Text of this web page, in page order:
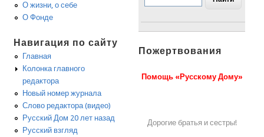
О жизни, о себе
О Фонде
Навигация по сайту
Главная
Колонка главного
редактора
Новый номер журнала
Слово редактора (видео)
Русский Дом 20 лет назад
Русский взгляд
Пожертвования
Помощь «Русскому Дому»
Дорогие братья и сестры!